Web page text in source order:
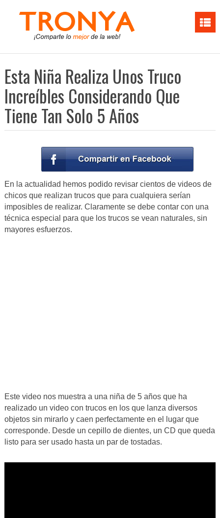
Esta Niña Realiza Unos Truco
Increíbles Considerando Que
Tiene Tan Solo 5 Años
En la actualidad hemos podido revisar cientos de videos de
chicos que realizan trucos que para cualquiera serían
imposibles de realizar. Claramente se debe contar con una
técnica especial para que los trucos se vean naturales, sin
mayores esfuerzos.
Este video nos muestra a una niña de 5 años que ha
realizado un video con trucos en los que lanza diversos
objetos sin mirarlo y caen perfectamente en el lugar que
corresponde. Desde un cepillo de dientes, un CD que queda
listo para ser usado hasta un par de tostadas.